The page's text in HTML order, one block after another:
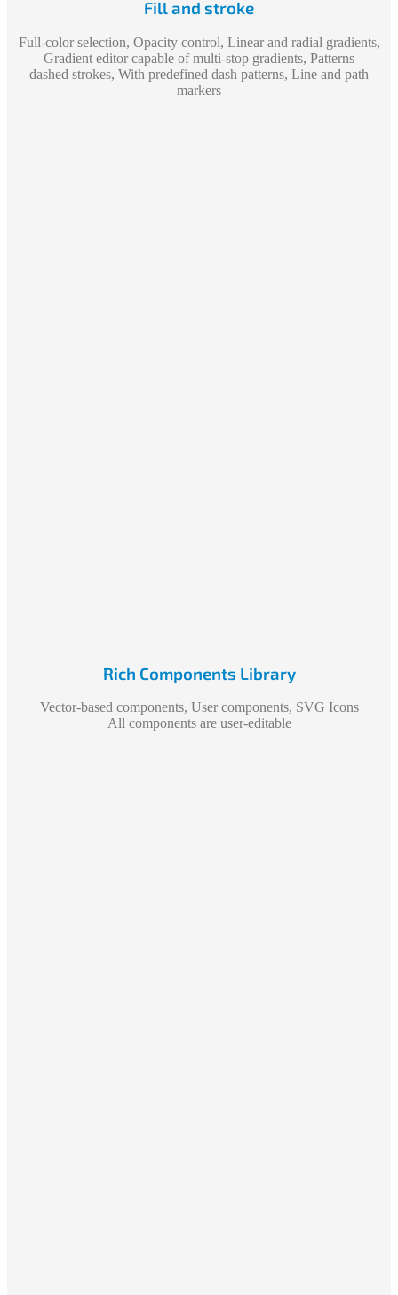
Fill and stroke
Full-color selection, Opacity control, Linear and radial gradients,
Gradient editor capable of multi-stop gradients, Patterns
dashed strokes, With predefined dash patterns, Line and path
markers
Rich Components Library
Vector-based components, User components, SVG Icons
All components are user-editable